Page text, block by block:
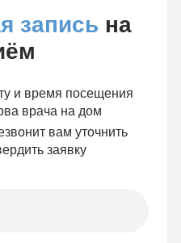
запись на
и время посещения
врача на дом
вам уточнить
заявку